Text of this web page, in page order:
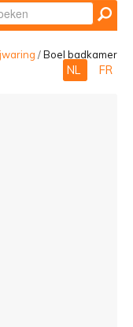
/Boel badkamer
NL FR